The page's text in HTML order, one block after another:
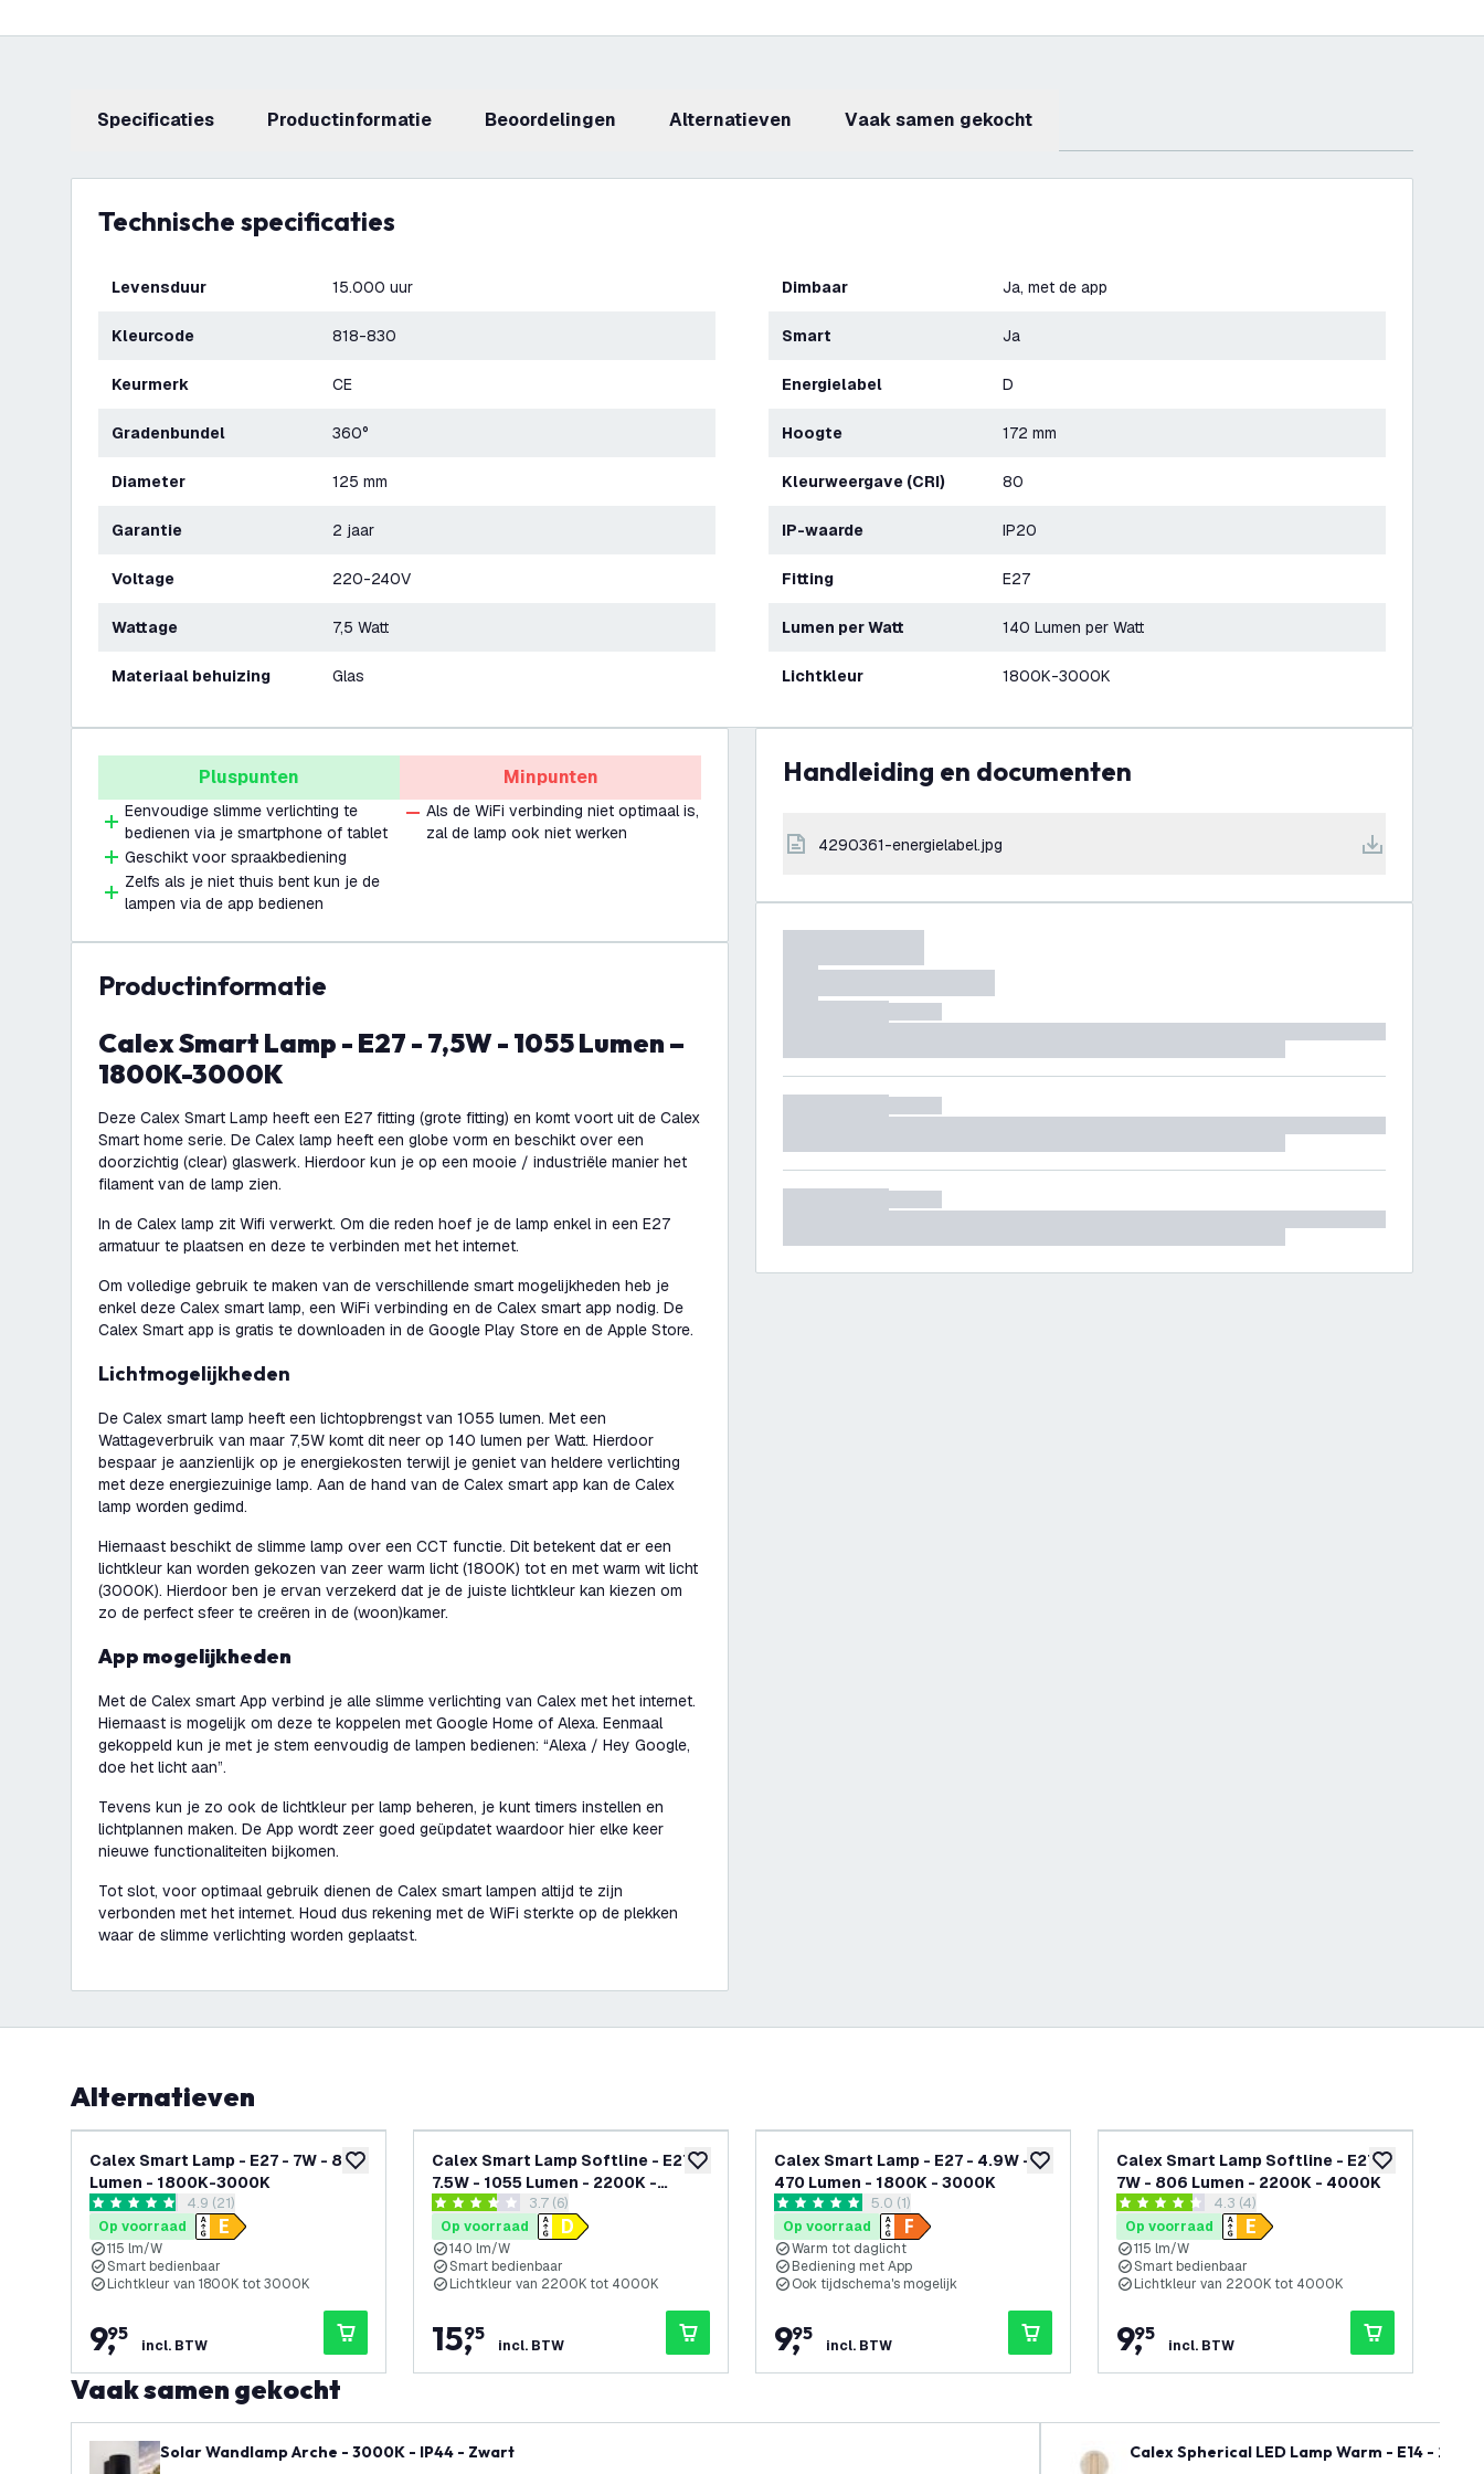
Specificaties productinformatie beoordelingen Alternatieven Vaak samen gekocht
Technische specificaties
Levensduur 15.000 uur
Kleurcode 818-830
Keurmerk CE
Gradenbundel 360°
Diameter 125 mm
Garantie 2 jaar
Voltage 220-240V
Wattage 7,5 Watt
Materiaal behuizing Glas
Dimbaar Ja, met de app
Smart Ja
Energielabel D
Hoogte 172 mm
Kleurweergave (CRI) 80
IP-waarde IP20
Fitting E27
Lumen per Watt 140 Lumen per Watt
Lichtkleur 1800K-3000K
Pluspunten
Eenvoudige slimme verlichting te
bedienen via je smartphone of tablet
Geschikt voor spraakbediening
Zelfs als je niet thuis bent kun je de
lampen via de app bedienen
Minpunten
Als de WiFi verbinding niet optimaal is,
zal de lamp ook niet werken
productinformatie
Calex Smart Lamp - E27 - 7,5W - 1055 Lumen –
1800K-3000K
Deze Calex Smart Lamp heeft een E27 fitting (grote fitting) en komt voort uit de Calex
Smart home serie. De Calex lamp heeft een globe vorm en beschikt over een
doorzichtig (clear) glaswerk. Hierdoor kun je op een mooie / industriële manier het
filament van de lamp zien.
In de Calex lamp zit Wifi verwerkt. Om die reden hoef je de lamp enkel in een E27
armatuur te plaatsen en deze te verbinden met het internet.
Om volledige gebruik te maken van de verschillende smart mogelijkheden heb je
enkel deze Calex smart lamp, een WiFi verbinding en de Calex smart app nodig. De
Calex Smart app is gratis te downloaden in de Google Play Store en de Apple Store.
Lichtmogelijkheden
De Calex smart lamp heeft een lichtopbrengst van 1055 lumen. Met een
Wattageverbruik van maar 7,5W komt dit neer op 140 lumen per Watt. Hierdoor
bespaar je aanzienlijk op je energiekosten terwijl je geniet van heldere verlichting
met deze energiezuinige lamp. Aan de hand van de Calex smart app kan de Calex
lamp worden gedimd.
Hiernaast beschikt de slimme lamp over een CCT functie. Dit betekent dat er een
lichtkleur kan worden gekozen van zeer warm licht (1800K) tot en met warm wit licht
(3000K). Hierdoor ben je ervan verzekerd dat je de juiste lichtkleur kan kiezen om
zo de perfect sfeer te creëren in de (woon)kamer.
App mogelijkheden
Met de Calex smart App verbind je alle slimme verlichting van Calex met het internet.
Hiernaast is mogelijk om deze te koppelen met Google Home of Alexa. Eenmaal
gekoppeld kun je met je stem eenvoudig de lampen bedienen: “Alexa / Hey Google,
doe het licht aan”.
Tevens kun je zo ook de lichtkleur per lamp beheren, je kunt timers instellen en
lichtplannen maken. De App wordt zeer goed geüpdatet waardoor hier elke keer
nieuwe functionaliteiten bijkomen.
Tot slot, voor optimaal gebruik dienen de Calex smart lampen altijd te zijn
verbonden met het internet. Houd dus rekening met de WiFi sterkte op de plekken
waar de slimme verlichting worden geplaatst.
Handleiding en documenten
4290361-energielabel.jpg
Alternatieven
toevoegen aan verlanglijst
Calex Smart Lamp - E27 - 7W - 806
Lumen - 1800K-3000K
reviews drawer openen
4.9 score sterren4.9 (21)
Op voorraad
115 lm/W
Smart bedienbaar
Lichtkleur van 1800K tot 3000K
9,
95
incl. BTW
toevoegen aan verlanglijst
Calex Smart Lamp Softline - E27 -
7.5W - 1055 Lumen - 2200K -
4000K
reviews drawer openen
3.7 score sterren3.7 (6)
Op voorraad
140 lm/W
Smart bedienbaar
Lichtkleur van 2200K tot 4000K
15,
95
incl. BTW
toevoegen aan verlanglijst
Calex Smart Lamp - E27 - 4.9W -
470 Lumen - 1800K - 3000K
reviews drawer openen
5 score sterren5.0 (1)
Op voorraad
Warm tot daglicht
Bediening met App
Ook tijdschema's mogelijk
9,
95
incl. BTW
toevoegen
Calex Smart Lamp Softline - E27 -
7W - 806 Lumen - 2200K - 4000K
reviews drawer openen
4.3 score sterren4.3 (4)
Op voorraad
115 lm/W
Smart bedienbaar
Lichtkleur van 2200K tot 4000K
9,
95
incl. BTW
Vaak samen gekocht
Solar Wandlamp Arche - 3000K - IP44 - Zwart Calex Spherical LED Lamp Warm - E14 - 250